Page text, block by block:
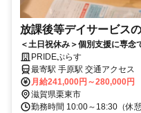
放課後等デイサービス
＜土日祝休み＞個別支援に専念
実 PRIDEぷらす
最寄駅 手原駅 交通アクセス 「手原駅」から徒歩10分 ・車通勤OK ・
月給241,000円～280,000円
滋賀県栗東市
勤務時間 10:00～18:30（休憩